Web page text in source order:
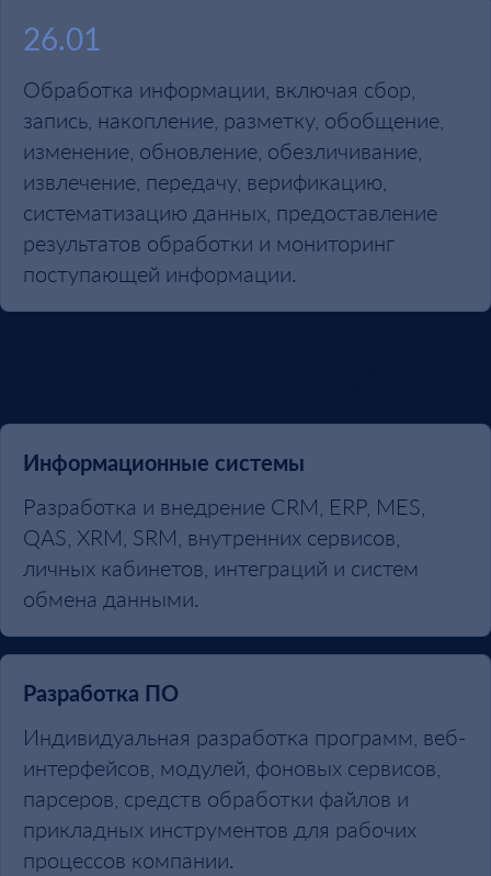
26.01
Обработка информации, включая сбор,
запись, накопление, разметку, обобщение,
изменение, обновление, обезличивание,
извлечение, передачу, верификацию,
систематизацию данных, предоставление
результатов обработки и мониторинг
поступающей информации.
Информационные системы
Разработка и внедрение CRM, ERP, MES,
QAS, XRM, SRM, внутренних сервисов,
личных кабинетов, интеграций и систем
обмена данными.
Разработка ПО
Индивидуальная разработка программ, веб-
интерфейсов, модулей, фоновых сервисов,
парсеров, средств обработки файлов и
прикладных инструментов для рабочих
процессов компании.